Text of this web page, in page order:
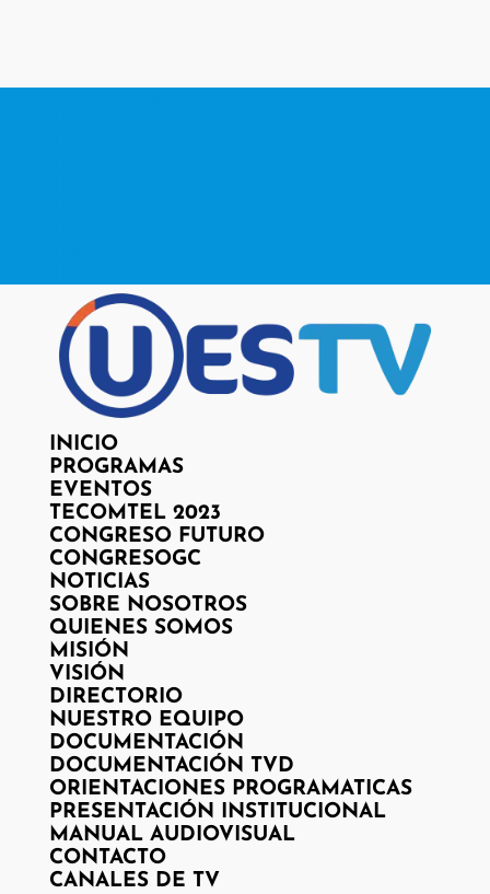
INICIO
PROGRAMAS
EVENTOS
TECOMTEL 2023
CONGRESO FUTURO
CONGRESOGC
NOTICIAS
SOBRE NOSOTROS
QUIENES SOMOS
MISIÓN
VISIÓN
DIRECTORIO
NUESTRO EQUIPO
DOCUMENTACIÓN
DOCUMENTACIÓN TVD
ORIENTACIONES PROGRAMATICAS
PRESENTACIÓN INSTITUCIONAL
MANUAL AUDIOVISUAL
CONTACTO
CANALES DE TV